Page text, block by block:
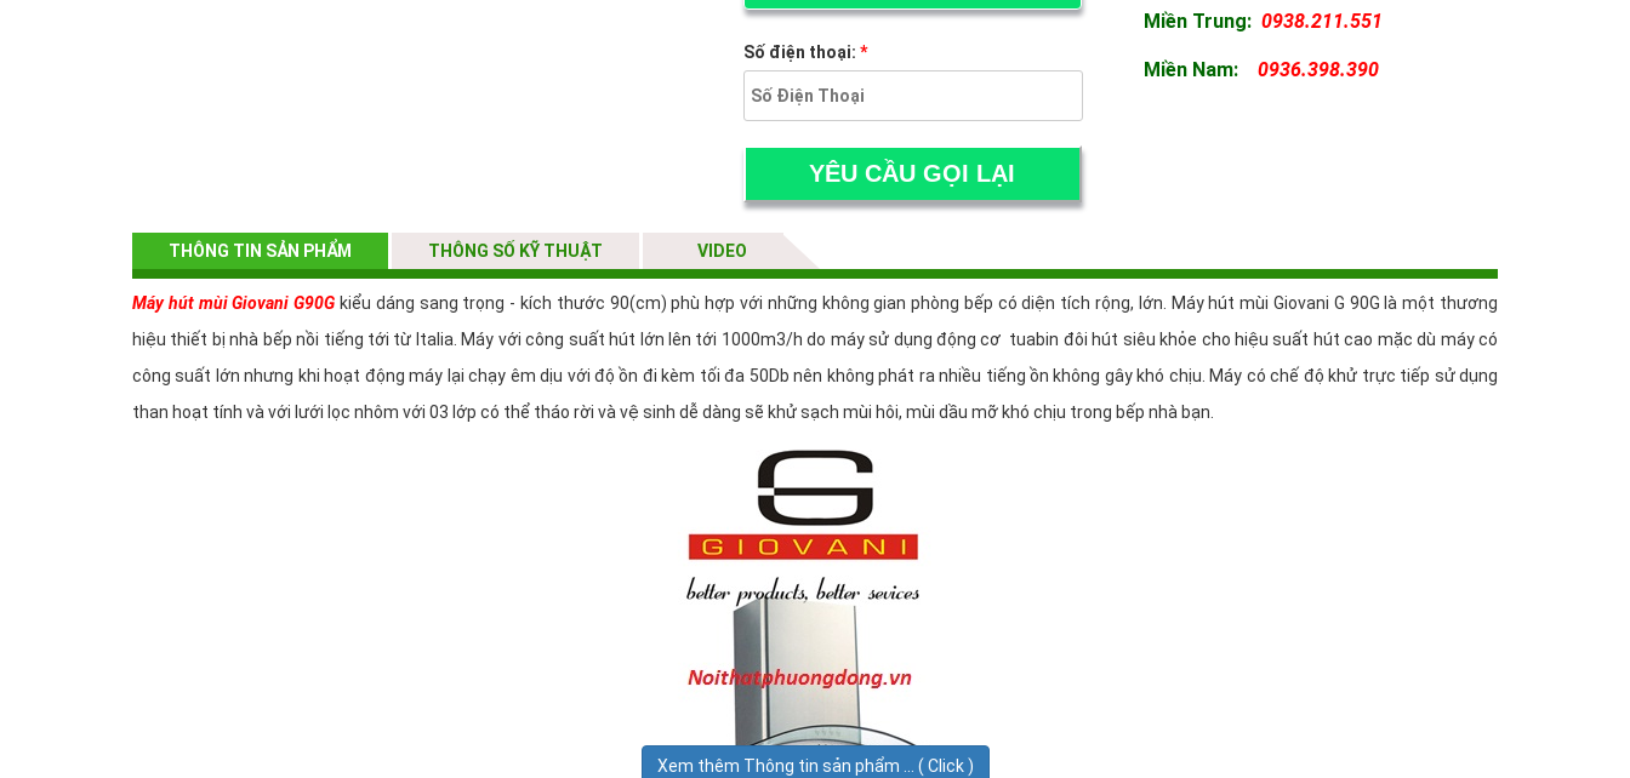
Số điện thoại: *
MiềnTrung: 0938.211.551
MiềnNam: 0936.398.390
THÔNG TIN SẢN PHẨM THÔNG SỐ KỸ THUẬT VIDEO
Máy hút mùi Giovani G90G kiểu dáng sang trọng - kích thước 90(cm) phù hợp với những không gian phòng bếp có diện tích rộng, lớn. Máy hút mùi Giovani G 90G là một thương
hiệu thiết bị nhà bếp nồi tiếng tới từ Italia. Máy với công suất hút lớn lên tới 1000m3/h do máy sử dụng động cơ tuabin đôi hút siêu khỏe cho hiệu suất hút cao mặc dù máy có
công suất lớn nhưng khi hoạt động máy lại chạy êm dịu với độ ồn đi kèm tối đa 50Db nên không phát ra nhiều tiếng ồn không gây khó chịu. Máy có chế độ khử trực tiếp sử dụng
than hoạt tính và với lưới lọc nhôm với 03 lớp có thể tháo rời và vệ sinh dễ dàng sẽ khử sạch mùi hôi, mùi dầu mỡ khó chịu trong bếp nhà bạn.
Xem thêm Thông tin sản phẩm ... ( Click )